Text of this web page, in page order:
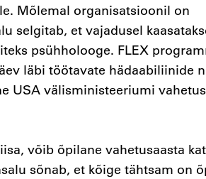
Mõlemal organisatsioonil on
selgitab, et vajadusel
psühholooge. FLEX
läbi töötavate hädaabiliinide
USA välisministeeriumi
võib õpilane vahetusaasta
sõnab, et kõige tähtsam on